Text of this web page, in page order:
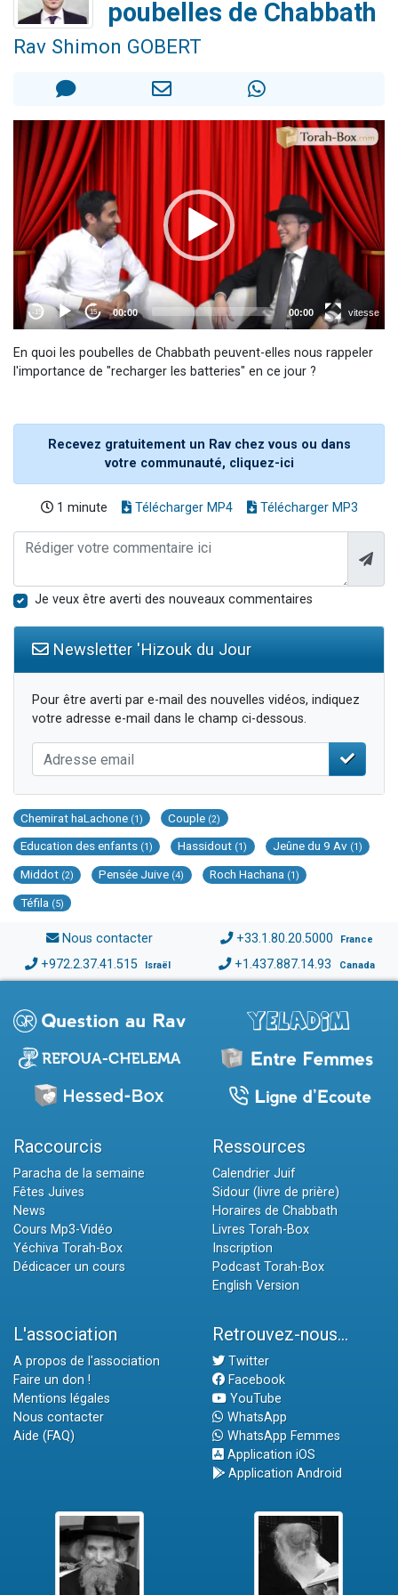
6 personnes viennent de faire un don pour 5 enfants déjà orphelins risquent de perdre leur maman
2 personnes viennent de faire un don pour Reloger Rivka, 6 enfants, victime de violences...
Il reste 49 places pour étudier en groupe sur Zoom
2 personnes viennent de nous rejoindre sur WhatsApp
poubelles de Chabbath
Rav Shimon GOBERT
En quoi les poubelles de Chabbath peuvent-elles nous rappeler
l'importance de "recharger les batteries" en ce jour ?
Recevez gratuitement un Rav chez vous ou dans
votre communauté, cliquez-ici
1 minute Télécharger MP4 Télécharger MP3
Je veux être averti des nouveaux commentaires
Newsletter 'Hizouk du Jour
Pour être averti par e-mail des nouvelles vidéos, indiquez
votre adresse e-mail dans le champ ci-dessous.
Chemirat haLachone (1) Couple (2)
Education des enfants (1) Hassidout (1) Jeûne du 9 Av (1)
Middot (2) Pensée Juive (4) Roch Hachana (1)
Téfila (5)
Nous contacter +33.1.80.20.5000 France
+972.2.37.41.515 Israël +1.437.887.14.93 Canada
Raccourcis
Paracha de la semaine
Fêtes Juives
News
Cours Mp3-Vidéo
Yéchiva Torah-Box
Dédicacer un cours
Ressources
Calendrier Juif
Sidour (livre de prière)
Horaires de Chabbath
Livres Torah-Box
Inscription
Podcast Torah-Box
English Version
L'association
A propos de l'association
Faire un don !
Mentions légales
Nous contacter
Aide (FAQ)
Retrouvez-nous...
Twitter
Facebook
YouTube
WhatsApp
WhatsApp Femmes
Application iOS
Application Android